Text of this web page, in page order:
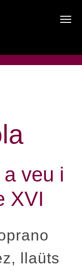
veu i
XVI
llaüts